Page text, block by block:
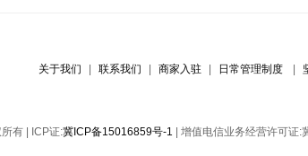
关于我们 | 联系我们 | 商家入驻 | 日常管理制度 |
有 | ICP证:冀ICP备15016859号-1 | 增值电信业务经营许可证: